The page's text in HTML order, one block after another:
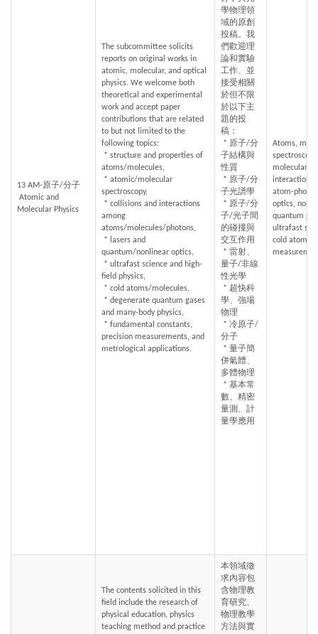
13 AM-原子/分子
Molecular Physics
The subcommittee solicits
reports on original works in
atomic, molecular, and optical
physics. We welcome both
theoretical and experimental
work and accept paper
contributions that are related
to but not limited to the
following topics:
atoms/molecules,
spectroscopy,
among
atoms/molecules/photons,
quantum/nonlinear optics,
field physics,
* cold atoms/molecules,
and many-body physics,
precision measurements, and
metrological applications.
學物理領
域的原創
投稿。我
們歡迎理
論和實驗
工作、並
接受相關
於但不限
於以下主
題的投
稿：
子結構與
性質
子光譜學
子/光子間
的碰撞與
交互作用
量子/非線
性光學
學、強場
物理
分子
併氣體、
多體物理
數、精密
量測、計
量學應用
Atoms,
molecular
atom-
optics,
quantum
ultrafast
cold atoms,
The contents solicited in this
field include the research of
physical education, physics
teaching method and practice
本領域徵
求內容包
含物理教
育研究、
物理教學
方法與實